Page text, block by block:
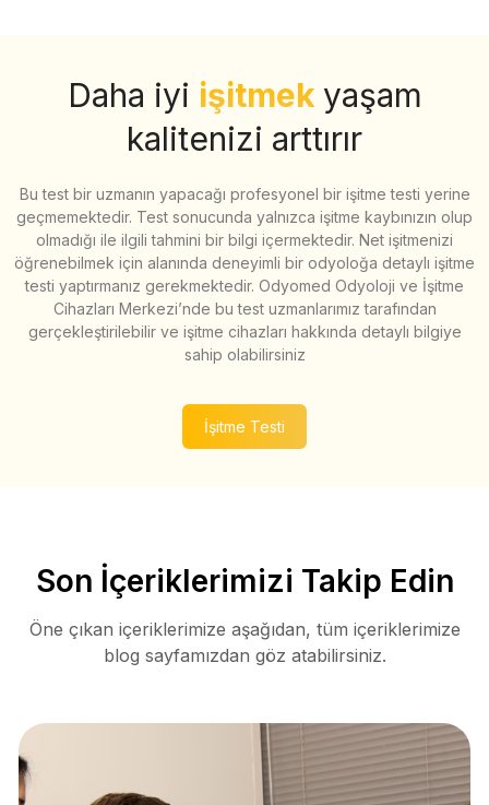
Daha iyi işitmek yaşam
kalitenizi arttırır
Bu test bir uzmanın yapacağı profesyonel bir işitme testi yerine
geçmemektedir. Test sonucunda yalnızca işitme kaybınızın olup
olmadığı ile ilgili tahmini bir bilgi içermektedir. Net işitmenizi
öğrenebilmek için alanında deneyimli bir odyoloğa detaylı işitme
testi yaptırmanız gerekmektedir. Odyomed Odyoloji ve İşitme
Cihazları Merkezi’nde bu test uzmanlarımız tarafından
gerçekleştirilebilir ve işitme cihazları hakkında detaylı bilgiye
sahip olabilirsiniz
İşitme Testi
Son İçeriklerimizi Takip Edin
Öne çıkan içeriklerimize aşağıdan, tüm içeriklerimize
blog sayfamızdan göz atabilirsiniz.